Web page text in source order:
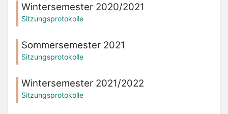
Wintersemester 2020/2021
Sitzungsprotokolle
Sommersemester 2021
Sitzungsprotokolle
Wintersemester 2021/2022
Sitzungsprotokolle